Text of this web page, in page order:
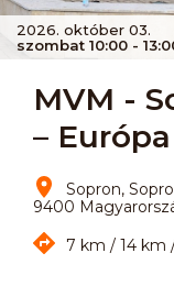
2026. október 03.
szombat 10:00 -
MVM -
–
Sopron,
9400
7 km / 14 km